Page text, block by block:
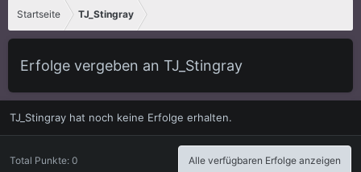
Startseite TJ_Stingray
Erfolge vergeben an TJ_Stingray
TJ_Stingray hat noch keine Erfolge erhalten.
Total Punkte: 0 Alle verfügbaren Erfolge anzeigen